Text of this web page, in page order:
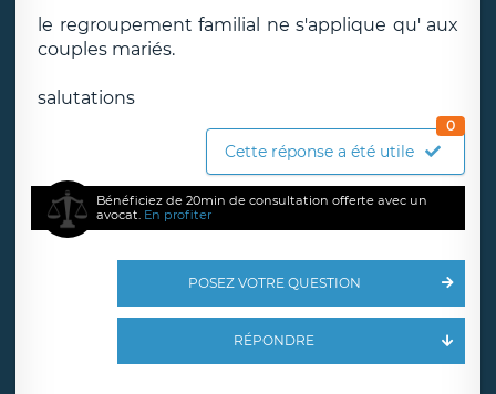
le regroupement familial ne s'applique qu' aux
couples mariés.
salutations
Cette réponse a été utile
0
Bénéficiez de 20min de consultation offerte avec un
avocat. En profiter
POSEZ VOTRE QUESTION
RÉPONDRE